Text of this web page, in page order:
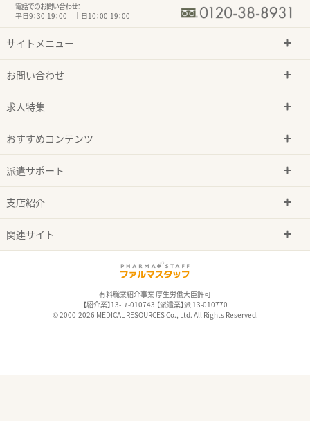
電話でのお問い合わせ：
平日9：30-19：00 土日10：00-19：00
サイトメニュー
お問い合わせ
求人特集
おすすめコンテンツ
派遣サポート
支店紹介
関連サイト
有料職業紹介事業 厚生労働大臣許可
【紹介業】13-ユ-010743 【派遣業】派 13-010770
© 2000-2026 MEDICAL RESOURCES Co., Ltd. All Rights Reserved.